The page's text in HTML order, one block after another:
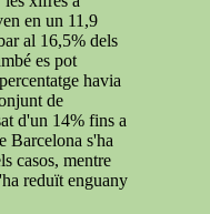
en un 11,9
al 16,5% dels
es pot
havia
de
d'un 14% fins a
Barcelona s'ha
casos, mentre
reduït enguany